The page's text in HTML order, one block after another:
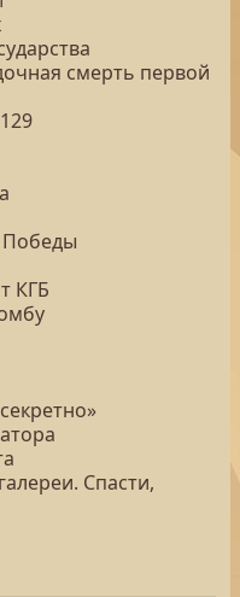
смерть первой
Победы
КГБ
Спасти,